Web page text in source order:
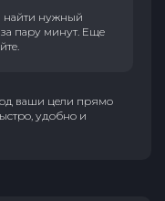
найти нужный
пару минут. Еще
ваши цели прямо
удобно и